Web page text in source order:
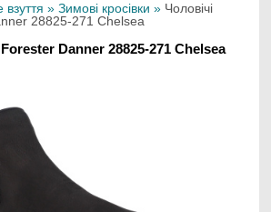
взуття » Зимові кросівки » Чоловічі
28825-271 Chelsea
Danner 28825-271 Chelsea